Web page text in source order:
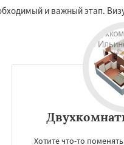
и важный этап.
Хотите что-то